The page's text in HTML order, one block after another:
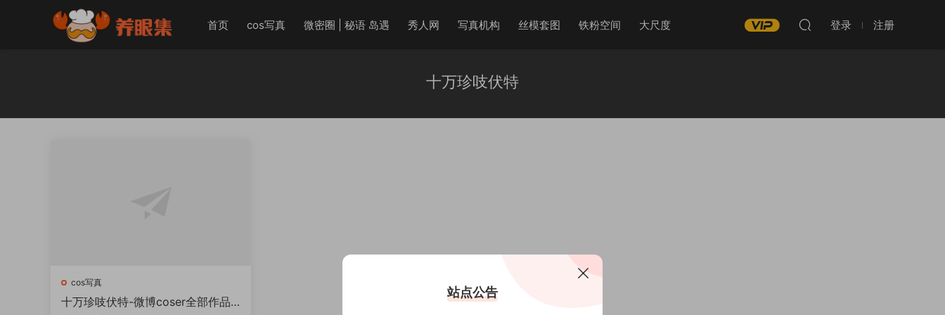
首页 cos写真 微密圈 | 秘语 岛遇 秀人网 写真机构 丝模套图 铁粉空间 大尺度 登录 注册
十万珍吱伏特
cos写真
十万珍吱伏特-微博coser全部作品
站点公告